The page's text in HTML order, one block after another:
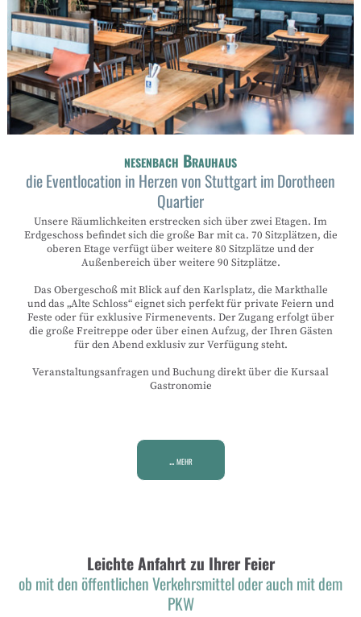
nesenbach Brauhaus
die Eventlocation in Herzen von Stuttgart im Dorotheen
Quartier
Unsere Räumlichkeiten erstrecken sich über zwei Etagen. Im
Erdgeschoss befindet sich die große Bar mit ca. 70 Sitzplätzen, die
oberen Etage verfügt über weitere 80 Sitzplätze und der
Außenbereich über weitere 90 Sitzplätze.
Das Obergeschoß mit Blick auf den Karlsplatz, die Markthalle
und das „Alte Schloss“ eignet sich perfekt für private Feiern und
Feste oder für exklusive Firmenevents. Der Zugang erfolgt über
die große Freitreppe oder über einen Aufzug, der Ihren Gästen
für den Abend exklusiv zur Verfügung steht.
Veranstaltungsanfragen und Buchung direkt über die Kursaal
Gastronomie
... mehr
Leichte Anfahrt zu Ihrer Feier
ob mit den öffentlichen Verkehrsmittel oder auch mit dem
PKW